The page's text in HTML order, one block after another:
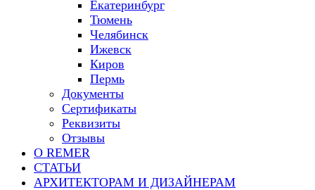
Екатеринбург
Тюмень
Челябинск
Ижевск
Киров
Пермь
Документы
Сертификаты
Реквизиты
Отзывы
О REMER
СТАТЬИ
АРХИТЕКТОРАМ И ДИЗАЙНЕРАМ